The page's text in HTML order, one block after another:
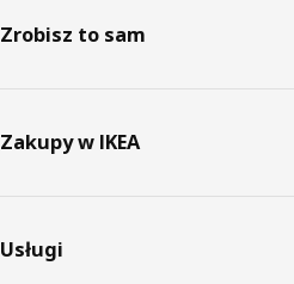
Zrobisz to sam
Zakupy w IKEA
Usługi